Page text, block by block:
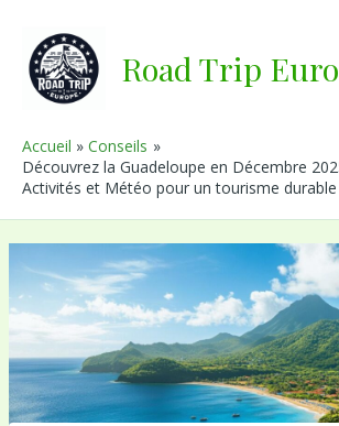
contenu
Road Trip
Accueil
Conseils
Découvrez la Guadeloupe en Décembre
Activités et Météo pour un tourisme durable